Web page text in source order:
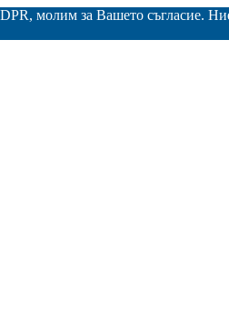
молим за Вашето съгласие.